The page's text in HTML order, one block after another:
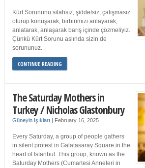
Kürt Sorununu silahsız, şiddetsiz, çatışmasız
oturup konuşarak, birbirimizi anlayarak,
anlatarak, anlaşarak barış içinde çözmeliyiz.
Çünkü Kürt Sorunu aslında sizin de
sorununuz.
CONTINUE READING
The Saturday Mothers in
Turkey / Nicholas Glastonbury
Güneyin Işıkları | February 16, 2025
Every Saturday, a group of people gathers
in silent protest in Galatasaray Square in the
heart of Istanbul. This group, known as the
Saturday Mothers (Cumartesi Anneleri in